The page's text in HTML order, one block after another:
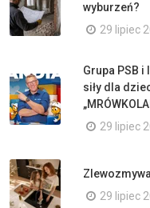
wyburzeń?
29 lipiec
Grupa PSB
siły dla
29 lipiec
29 lipiec